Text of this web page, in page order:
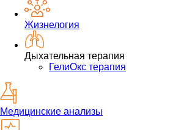
Жизнелогия
Дыхательная терапия
ГелиОкс терапия
Медицинские анализы